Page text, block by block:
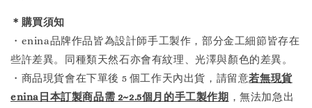
＊購買須知
・enina品牌作品皆為設計師手工製作，部分金工細節皆存在
些許差異。同種類天然石亦會有紋理、光澤與顏色的差異。
・商品現貨會在下單後 5 個工作天內出貨，請留意若無現貨
enina日本訂製商品需 2~2.5個月的手工製作期 ，無法加急出